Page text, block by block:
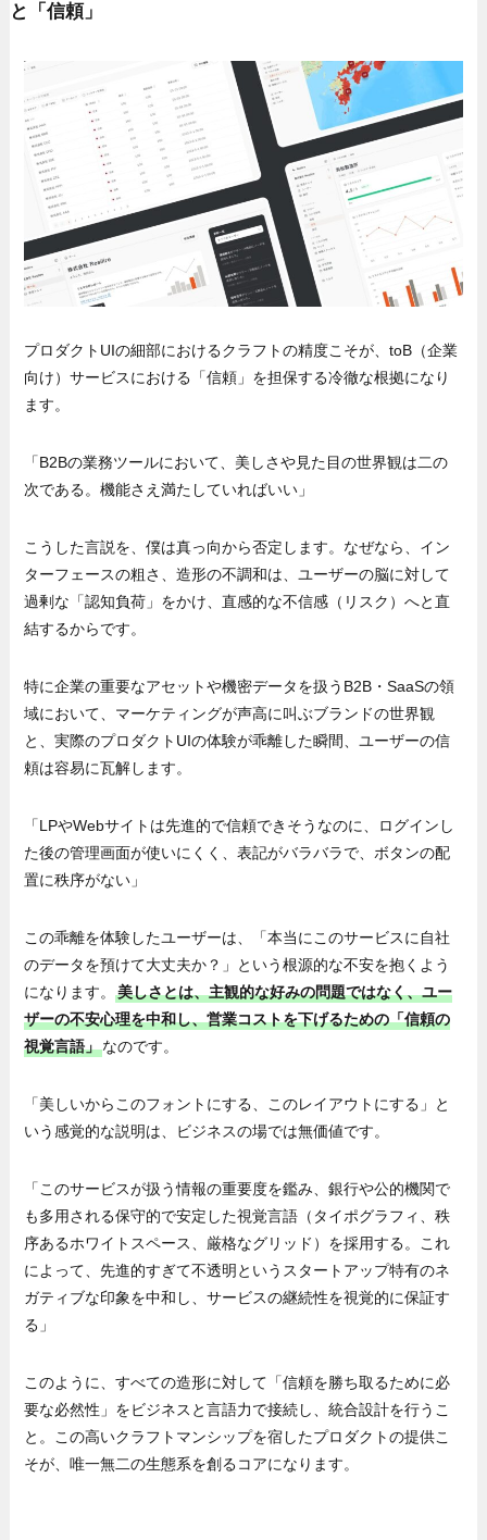
と「信頼」
プロダクトUIの細部におけるクラフトの精度こそが、toB（企業
向け）サービスにおける「信頼」を担保する冷徹な根拠になり
ます。
「B2Bの業務ツールにおいて、美しさや見た目の世界観は二の
次である。機能さえ満たしていればいい」
こうした言説を、僕は真っ向から否定します。なぜなら、イン
ターフェースの粗さ、造形の不調和は、ユーザーの脳に対して
過剰な「認知負荷」をかけ、直感的な不信感（リスク）へと直
結するからです。
特に企業の重要なアセットや機密データを扱うB2B・SaaSの領
域において、マーケティングが声高に叫ぶブランドの世界観
と、実際のプロダクトUIの体験が乖離した瞬間、ユーザーの信
頼は容易に瓦解します。
「LPやWebサイトは先進的で信頼できそうなのに、ログインし
た後の管理画面が使いにくく、表記がバラバラで、ボタンの配
置に秩序がない」
この乖離を体験したユーザーは、「本当にこのサービスに自社
のデータを預けて大丈夫か？」という根源的な不安を抱くよう
になります。美しさとは、主観的な好みの問題ではなく、ユー
ザーの不安心理を中和し、営業コストを下げるための「信頼の
視覚言語」なのです。
「美しいからこのフォントにする、このレイアウトにする」と
いう感覚的な説明は、ビジネスの場では無価値です。
「このサービスが扱う情報の重要度を鑑み、銀行や公的機関で
も多用される保守的で安定した視覚言語（タイポグラフィ、秩
序あるホワイトスペース、厳格なグリッド）を採用する。これ
によって、先進的すぎて不透明というスタートアップ特有のネ
ガティブな印象を中和し、サービスの継続性を視覚的に保証す
る」
このように、すべての造形に対して「信頼を勝ち取るために必
要な必然性」をビジネスと言語力で接続し、統合設計を行うこ
と。この高いクラフトマンシップを宿したプロダクトの提供こ
そが、唯一無二の生態系を創るコアになります。